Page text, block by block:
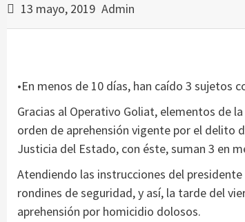
13 mayo, 2019 Admin
•En menos de 10 días, han caído 3 sujetos
Gracias al Operativo Goliat, elementos de
orden de aprehensión vigente por el delito
Justicia del Estado, con éste, suman 3 en
Atendiendo las instrucciones del
rondines de seguridad, y así, la tarde del
aprehensión por homicidio dolosos.